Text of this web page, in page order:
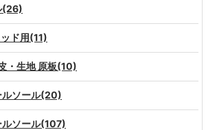
(26)
ド用(11)
・生地 原板(10)
ルソール(20)
ルソール(107)